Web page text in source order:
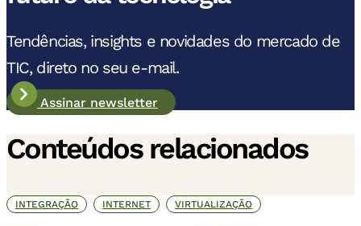
Tendências, insights e novidades do mercado de
TIC, direto no seu e-mail.
Assinar newsletter
Conteúdos relacionados
INTEGRAÇÃO INTERNET VIRTUALIZAÇÃO